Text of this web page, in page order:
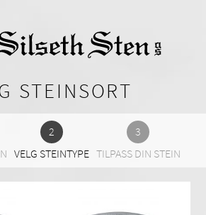
STEINSORT
VELG STEINTYPE TILPASS DIN STEIN